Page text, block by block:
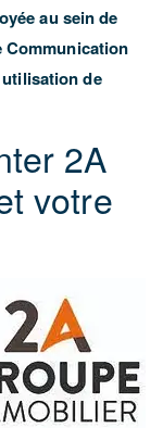
au sein de
Communication
de
2A
votre